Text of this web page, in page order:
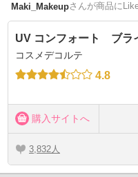
Maki_Makeupさんが商品に
UV コンフォート ブラ
コスメデコルテ
4.8
購入サイトへ
3,832